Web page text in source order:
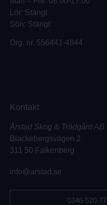
Lör: Stängt
Sön: Stängt
Org. nr. 556441-4844
Kontakt
Årstad Skog & Trädgård AB
Blackebergsvägen 2
311 50 Falkenberg
info@arstad.se
0346-520 77